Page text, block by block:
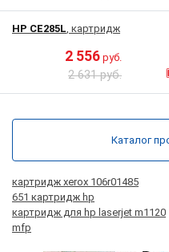
HP CE285L, картридж
2 556 руб.
2 631 руб.
картридж xerox 106r01485
651 картридж hp
картридж для hp laserjet m1120
mfp